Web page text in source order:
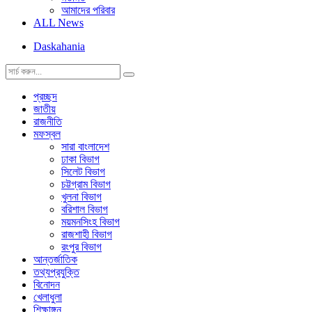
আমাদের পরিবার
ALL News
Daskahania
প্রচ্ছদ
জাতীয়
রাজনীতি
মফস্বল
সারা বাংলাদেশ
ঢাকা বিভাগ
সিলেট বিভাগ
চট্টগ্রাম বিভাগ
খুলনা বিভাগ
বরিশাল বিভাগ
ময়মনসিংহ বিভাগ
রাজশাহী বিভাগ
রংপুর বিভাগ
আন্তর্জাতিক
তথ্যপ্রযুক্তি
বিনোদন
খেলাধুলা
শিক্ষাঙ্গন